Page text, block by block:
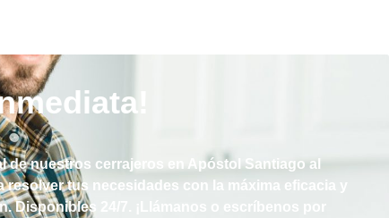
de nuestros cerrajeros en Apóstol Santiago al
resolver tus necesidades con la máxima eficacia y
Disponibles 24/7. ¡Llámanos o escríbenos por